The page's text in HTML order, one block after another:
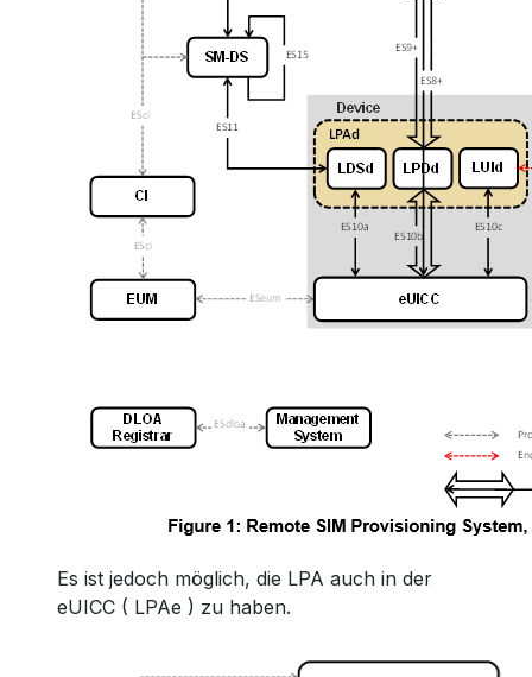
Es ist jedoch möglich, die LPA auch in der
eUICC ( LPAe ) zu haben.